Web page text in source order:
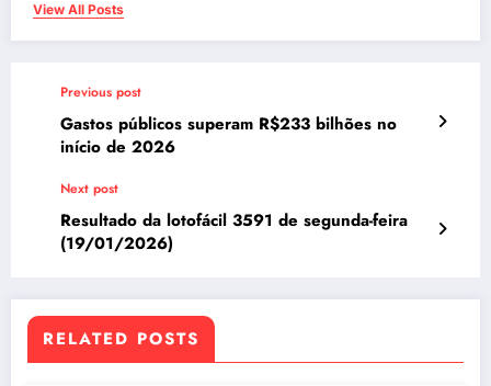
View All Posts
Previous post
Gastos públicos superam R$233 bilhões no
início de 2026
Next post
Resultado da lotofácil 3591 de segunda-feira
(19/01/2026)
RELATED POSTS